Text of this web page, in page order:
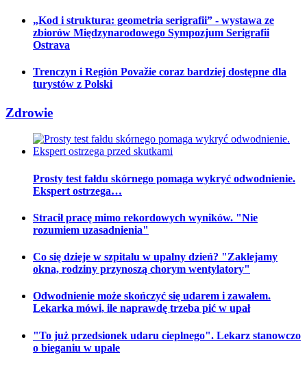
„Kod i struktura: geometria serigrafii” - wystawa ze
zbiorów Międzynarodowego Sympozjum Serigrafii
Ostrava
Trenczyn i Región Považie coraz bardziej dostępne dla
turystów z Polski
Zdrowie
Prosty test fałdu skórnego pomaga wykryć odwodnienie.
Ekspert ostrzega…
Stracił pracę mimo rekordowych wyników. "Nie
rozumiem uzasadnienia"
Co się dzieje w szpitalu w upalny dzień? "Zaklejamy
okna, rodziny przynoszą chorym wentylatory"
Odwodnienie może skończyć się udarem i zawałem.
Lekarka mówi, ile naprawdę trzeba pić w upał
"To już przedsionek udaru cieplnego". Lekarz stanowczo
o bieganiu w upale